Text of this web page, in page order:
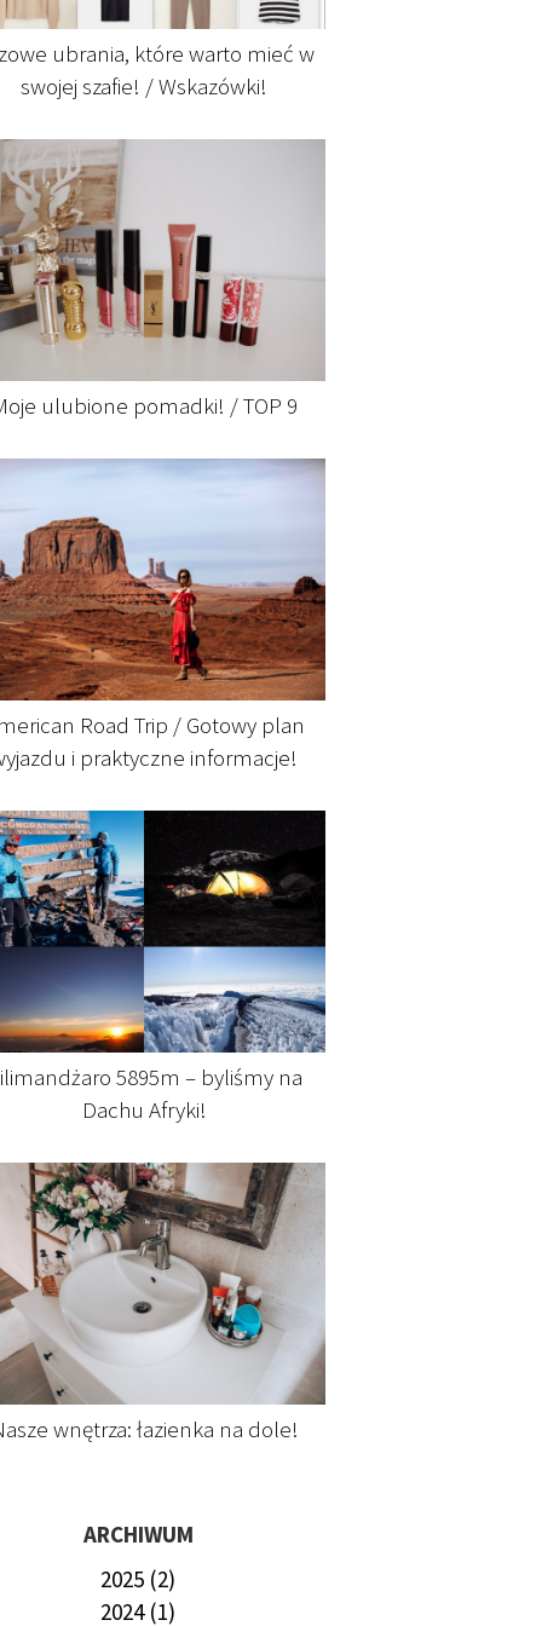
ubrania, które warto mieć w
swojej szafie! / Wskazówki!
ulubione pomadki! / TOP 9
Road Trip / Gotowy plan
i praktyczne informacje!
5895m – byliśmy na
Dachu Afryki!
wnętrza: łazienka na dole!
ARCHIWUM
2025 (2)
2024 (1)